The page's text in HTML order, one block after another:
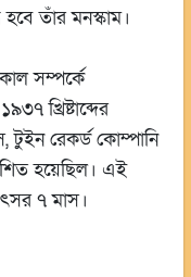
তাঁর মনস্কাম।
সম্পর্কে
খ্রিষ্টাব্দের
টুইন রেকর্ড কোম্পানি
হয়েছিল। এই
৭ মাস।